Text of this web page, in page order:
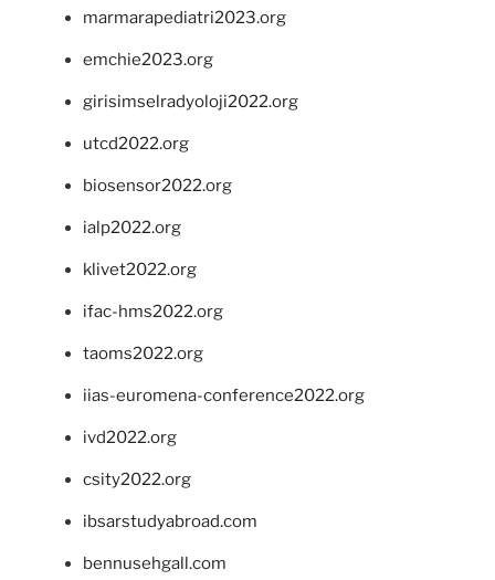
marmarapediatri2023.org
emchie2023.org
girisimselradyoloji2022.org
utcd2022.org
biosensor2022.org
ialp2022.org
klivet2022.org
ifac-hms2022.org
taoms2022.org
iias-euromena-conference2022.org
ivd2022.org
csity2022.org
ibsarstudyabroad.com
bennusehgall.com